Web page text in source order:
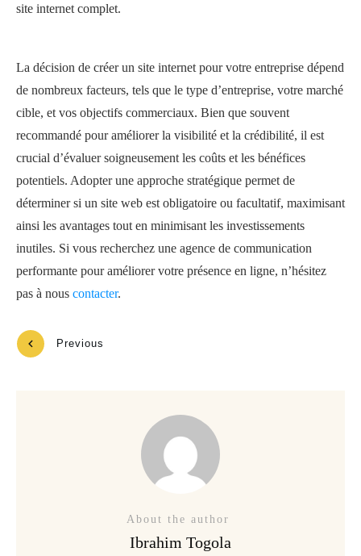
site internet complet.
La décision de créer un site internet pour votre entreprise dépend
de nombreux facteurs, tels que le type d’entreprise, votre marché
cible, et vos objectifs commerciaux. Bien que souvent
recommandé pour améliorer la visibilité et la crédibilité, il est
crucial d’évaluer soigneusement les coûts et les bénéfices
potentiels. Adopter une approche stratégique permet de
déterminer si un site web est obligatoire ou facultatif, maximisant
ainsi les avantages tout en minimisant les investissements
inutiles. Si vous recherchez une agence de communication
performante pour améliorer votre présence en ligne, n’hésitez
pas à nous contacter.
Previous
About the author
Ibrahim Togola